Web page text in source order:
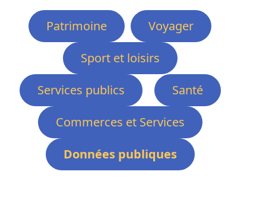
Patrimoine
Voyager
Sport et loisirs
Services publics
Santé
Commerces et Services
Données publiques